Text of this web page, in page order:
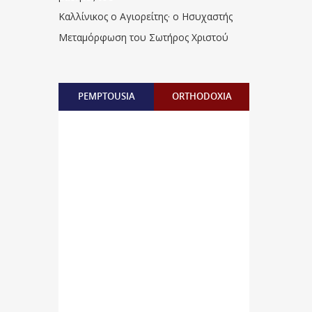
Καλλίνικος ο Αγιορείτης · ο Ησυχαστής
Μεταμόρφωση του Σωτήρος Χριστού
PEMPTOUSIA ORTHODOXIA